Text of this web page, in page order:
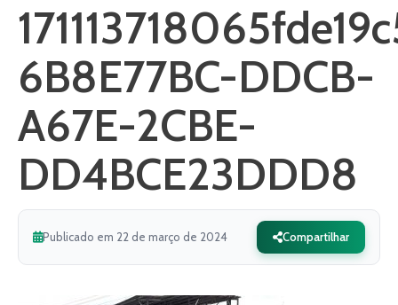
6B8E77BC-DDCB-
A67E-2CBE-
DD4BCE23DDD8
Publicado em 22 de março de 2024 Compartilhar